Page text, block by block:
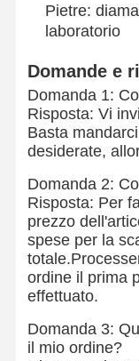
Pietre:
laboratorio
Domande e
Domanda 1:
Risposta: Vi
Basta
desiderate,
Domanda 2:
Risposta: Per
prezzo
spese per la
ordine il prima
effettuato.
Domanda 3:
il mio ordine?